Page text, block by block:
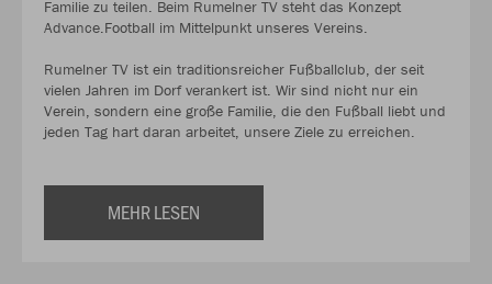
Familie zu teilen. Beim Rumelner TV steht das Konzept
Advance.Football im Mittelpunkt unseres Vereins.
Rumelner TV ist ein traditionsreicher Fußballclub, der seit
vielen Jahren im Dorf verankert ist. Wir sind nicht nur ein
Verein, sondern eine große Familie, die den Fußball liebt und
jeden Tag hart daran arbeitet, unsere Ziele zu erreichen.
MEHR LESEN